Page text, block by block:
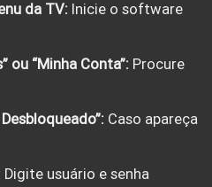
da TV: Inicie o software
ou “Minha Conta”: Procure
Caso apareça
Digite usuário e senha